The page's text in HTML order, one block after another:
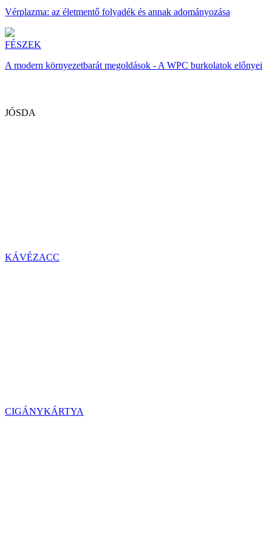
Vérplazma: az életmentő folyadék és annak adományozása
FÉSZEK
A modern környezetbarát megoldások - A WPC burkolatok előnyei
JÓSDA
KÁVÉZACC
CIGÁNYKÁRTYA